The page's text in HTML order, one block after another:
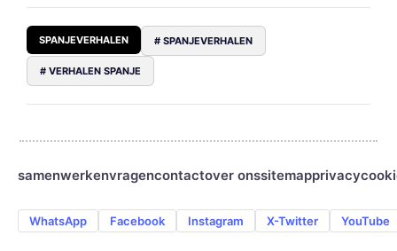
SPANJEVERHALEN # SPANJEVERHALEN
# VERHALEN SPANJE
samenwerkenvragencontactover onssitemapprivacy
WhatsApp Facebook Instagram X-Twitter YouTube